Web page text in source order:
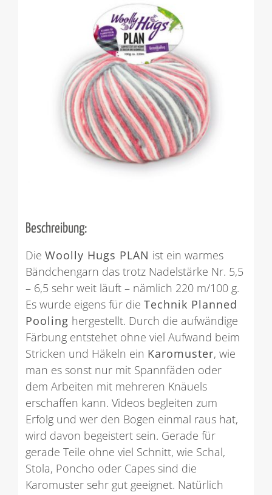
Beschreibung:
Die Woolly Hugs PLAN ist ein warmes
Bändchengarn das trotz Nadelstärke Nr. 5,5
– 6,5 sehr weit läuft – nämlich 220 m/100 g.
Es wurde eigens für die Technik Planned
Pooling hergestellt. Durch die aufwändige
Färbung entstehet ohne viel Aufwand beim
Stricken und Häkeln ein Karomuster, wie
man es sonst nur mit Spannfäden oder
dem Arbeiten mit mehreren Knäuels
erschaffen kann. Videos begleiten zum
Erfolg und wer den Bogen einmal raus hat,
wird davon begeistert sein. Gerade für
gerade Teile ohne viel Schnitt, wie Schal,
Stola, Poncho oder Capes sind die
Karomuster sehr gut geeignet. Natürlich